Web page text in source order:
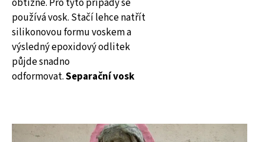
obtížné. Pro tyto případy se
používá vosk. Stačí lehce natřít
silikonovou formu voskem a
výsledný epoxidový odlitek
půjde snadno
odformovat.Separační vosk